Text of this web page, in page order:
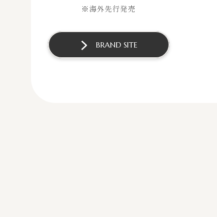
※海外先行発売
BRAND SITE